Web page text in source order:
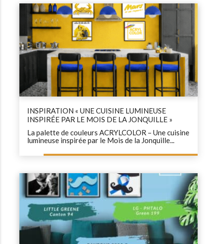
INSPIRATION « UNE CUISINE LUMINEUSE
INSPIRÉE PAR LE MOIS DE LA JONQUILLE »
La palette de couleurs ACRYLCOLOR – Une cuisine
lumineuse inspirée par le Mois de la Jonquille...